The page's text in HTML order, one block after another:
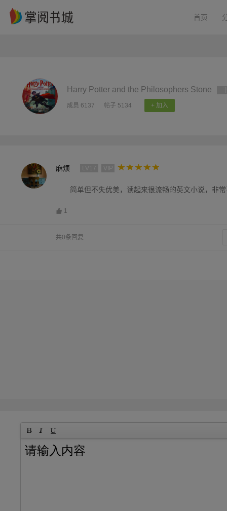
首页
Harry Potter and the Philosophers Stone
成员 6137 帖子 5134 + 加入
麻烦
简单但不失优美，读起来很流畅的英文小说，非
1
共0条回复